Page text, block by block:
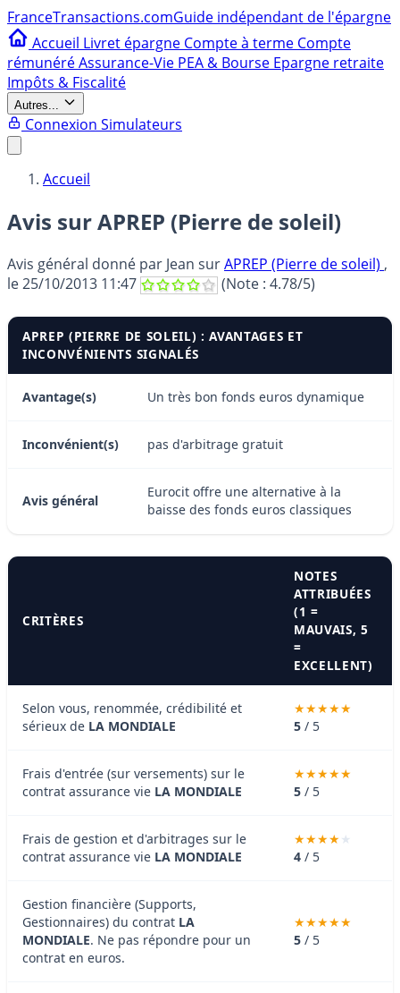
FranceTransactions.comGuide indépendant de l'épargne
Accueil Livret épargne Compte à terme Compte
rémunéréAssurance-Vie PEA & Bourse Epargne retraite
Impôts & Fiscalité
Autres...
Connexion Simulateurs
Accueil
Avis sur APREP (Pierre de soleil)
Avis général donné par Jean surAPREP (Pierre de soleil) ,
le25/10/2013 11:47 (Note : 4.78/5)
APREP (PIERRE DE SOLEIL) : AVANTAGES ET
INCONVÉNIENTS SIGNALÉS
Avantage(s) Un très bon fonds euros dynamique
Inconvénient(s) pas d'arbitrage gratuit
Avis général
Eurocit offre une alternative à la
baisse des fonds euros classiques
CRITÈRES
NOTES
ATTRIBUÉES
(1 =
MAUVAIS, 5
=
EXCELLENT)
Selon vous, renommée, crédibilité et
sérieux de LA MONDIALE 5 / 5
Frais d'entrée (sur versements) sur le
contrat assurance vie LA MONDIALE 5 / 5
Frais de gestion et d'arbitrages sur le
contrat assurance vie LA MONDIALE 4 / 5
Gestion financière (Supports,
Gestionnaires) du contrat LA
MONDIALE. Ne pas répondre pour un
contrat en euros.
5 / 5